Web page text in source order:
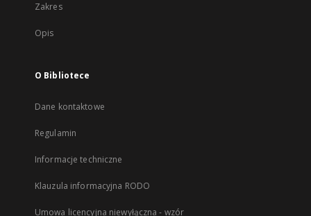
Zakres
Opis
O Bibliotece
Dane kontaktowe
Regulamin
Informacje techniczne
Klauzula informacyjna RODO
Umowa licencyjna niewyłączna - wzór